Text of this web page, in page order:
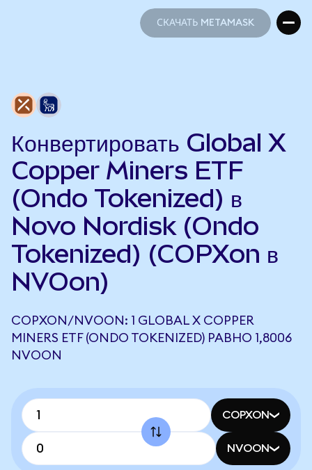
СКАЧАТЬ METAMASK
Конвертировать Global X
Copper Miners ETF
(Ondo Tokenized) в
Novo Nordisk (Ondo
Tokenized) (COPXon в
NVOon)
COPXON/NVOON: 1 GLOBAL X COPPER
MINERS ETF (ONDO TOKENIZED) РАВНО 1,8006
NVOON
COPXON
NVOON